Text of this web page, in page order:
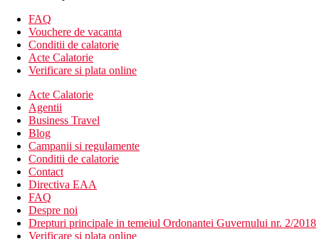
altfel, camerele au facilitatile de mai sus)
Suita pe malul marii, piscina comuna: piscina comuna,
vedere la mare.
Suita IRA: mai spatioasa 75m², piscina comuna, jacuzzi,
sauna.
jacuzzi.
Suita PHAIDRA: mai spatioasa 110m², piscina privata, 2
dormitoare, 2 bai, home cinema.
Descrierea hotelului
Hotelul dispune de:
complex mare de mai multe cladiri situate intr-o gradina
bine intretinuta.
hol cu ​​bar
galerie comerciala
restaurantul principal Olympia
FAQ
Vouchere de vacanta
Conditii de calatorie
Acte Calatorie
Verificare si plata online
Acte Calatorie
Agentii
Business Travel
Blog
Campanii si regulamente
Conditii de calatorie
Contact
Directiva EAA
FAQ
Despre noi
Drepturi principale in temeiul Ordonantei Guvernului nr. 2/2018
Verificare si plata online